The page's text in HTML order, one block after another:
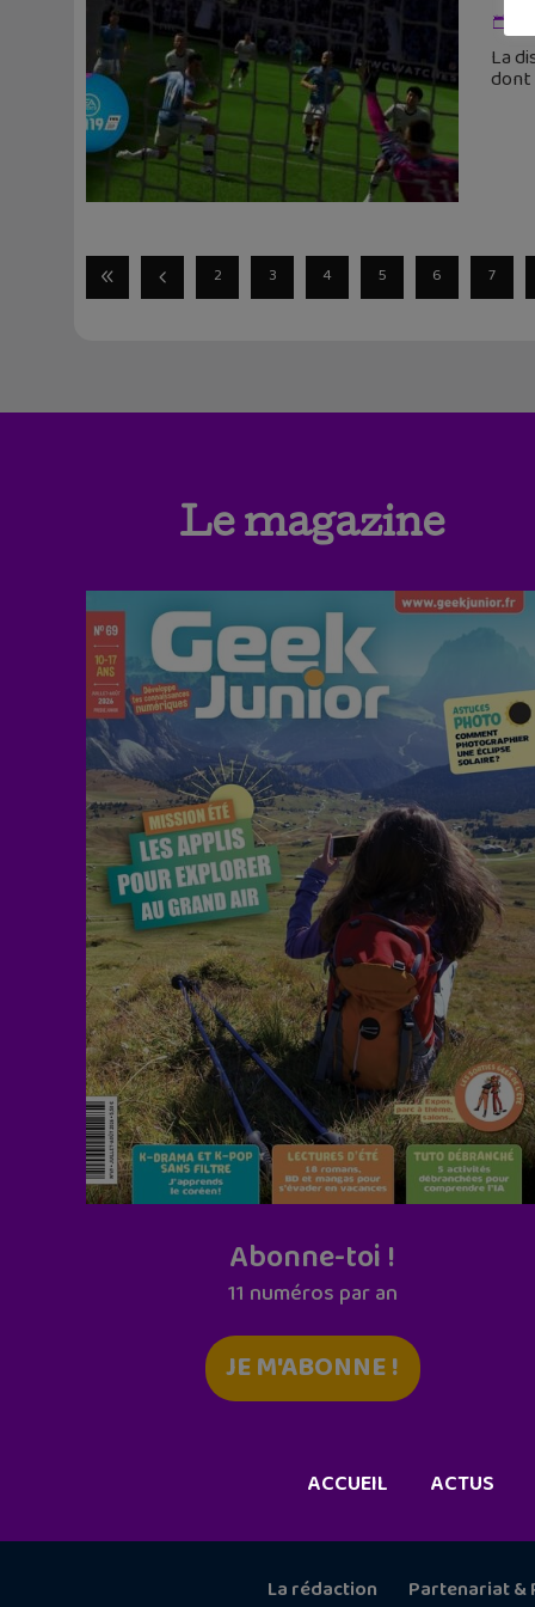
La
dont
2 3 4 5 6 7
Le magazine
Abonne-toi !
11 numéros par an
JE M'ABONNE !
ACCUEIL ACTUS
La rédaction Partenariat &